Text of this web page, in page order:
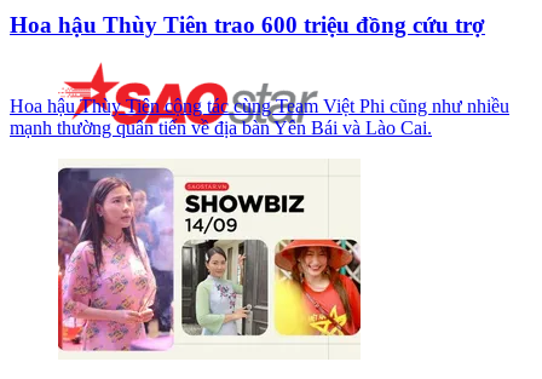
Hoa hậu Thùy Tiên trao 600 triệu đồng cứu trợ
Hoa hậu Thùy Tiên cộng tác cùng Team Việt Phi cũng như nhiều
mạnh thường quân tiến về địa bàn Yên Bái và Lào Cai.